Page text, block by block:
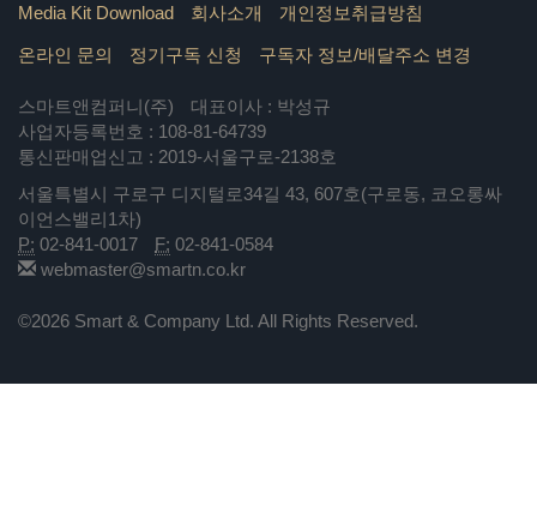
Media Kit Download 회사소개 개인정보취급방침
온라인 문의 정기구독 신청 구독자 정보/배달주소 변경
스마트앤컴퍼니(주)
대표이사 : 박성규
사업자등록번호 : 108-81-64739
통신판매업신고 : 2019-서울구로-2138호
서울특별시 구로구 디지털로34길 43, 607호(구로동, 코오롱싸
이언스밸리1차)
P: 02-841-0017 F: 02-841-0584
webmaster@smartn.co.kr
©2026 Smart & Company Ltd. All Rights Reserved.